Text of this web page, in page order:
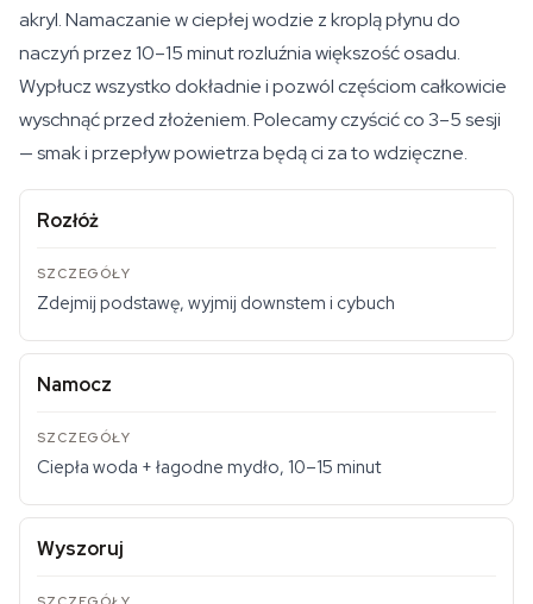
akryl. Namaczanie w ciepłej wodzie z kroplą płynu do
naczyń przez 10–15 minut rozluźnia większość osadu.
Wypłucz wszystko dokładnie i pozwól częściom całkowicie
wyschnąć przed złożeniem. Polecamy czyścić co 3–5 sesji
— smak i przepływ powietrza będą ci za to wdzięczne.
Rozłóż
Zdejmij podstawę, wyjmij downstem i cybuch
Namocz
Ciepła woda + łagodne mydło, 10–15 minut
Wyszoruj